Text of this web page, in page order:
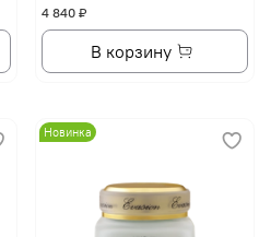
4 840 ₽
В корзину
Новинка